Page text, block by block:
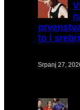
to i
Srpanj 27,